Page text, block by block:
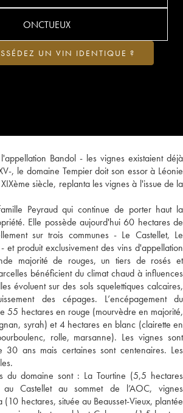
Bandol - les vignes existaient déjà
, le domaine Tempier doit son essor à Léonie
siècle, replanta les vignes à l'issue de la
Peyraud qui continue de porter haut la
Elle possède aujourd'hui 60 hectares de
sur trois communes - Le Castellet, Le
et produit exclusivement des vins d'appellation
majorité de rouges, un tiers de rosés et
bénéficient du climat chaud à influences
évoluent sur des sols squelettiques calcaires,
des cépages. L’encépagement du
55 hectares en rouge (mourvèdre en majorité,
syrah) et 4 hectares en blanc (clairette en
rolle, marsanne). Les vignes sont
ans mais certaines sont centenaires. Les
du domaine sont : La Tourtine (5,5 hectares
au Castellet au sommet de l’AOC, vignes
hectares, située au Beausset-Vieux, plantée
ONCTUEUX
UN VIN IDENTIQUE ?